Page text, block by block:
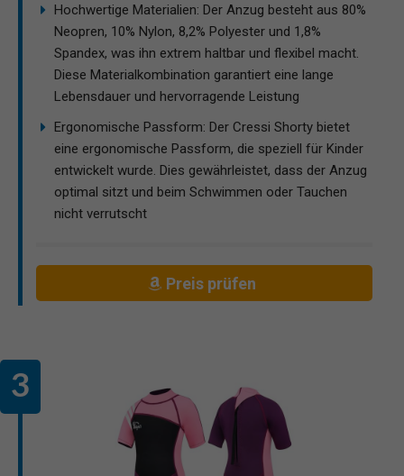
Hochwertige Materialien: Der Anzug besteht aus 80%
Neopren, 10% Nylon, 8,2% Polyester und 1,8%
Spandex, was ihn extrem haltbar und flexibel macht.
Diese Materialkombination garantiert eine lange
Lebensdauer und hervorragende Leistung
Ergonomische Passform: Der Cressi Shorty bietet
eine ergonomische Passform, die speziell für Kinder
entwickelt wurde. Dies gewährleistet, dass der Anzug
optimal sitzt und beim Schwimmen oder Tauchen
nicht verrutscht
Preis prüfen